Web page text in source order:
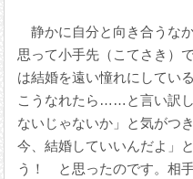
静かに自分と向き合うな
思って小手先（こてさき）
は結婚を遠い憧れにしてい
こうなれたら……と言い訳
ないじゃないか」と気がつ
今、結婚していいんだよ」
う！ と思ったのです。相